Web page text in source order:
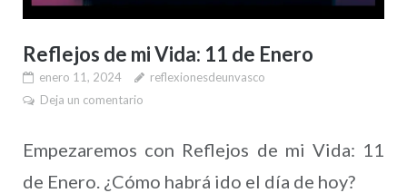
Reflejos de mi Vida: 11 de Enero
enero 11, 2024
reflexionesdeunvasco
Deja un comentario
Empezaremos con Reflejos de mi Vida: 11
de Enero. ¿Cómo habrá ido el día de hoy?